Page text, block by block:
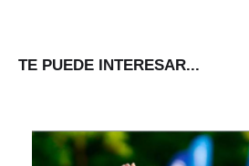
TE PUEDE INTERESAR...